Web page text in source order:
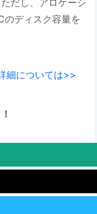
だし、アロケーシ
のディスク容量を
細については>>